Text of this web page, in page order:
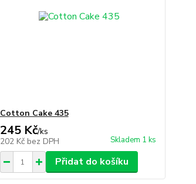
Cotton Cake 435
245 Kč/ks
202 Kč bez DPH Skladem 1 ks
Přidat do košíku